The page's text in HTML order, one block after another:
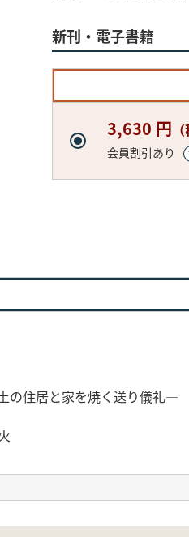
新刊・電子書籍
3,630 円
会員割引あり
住居と家を焼く送り儀礼―